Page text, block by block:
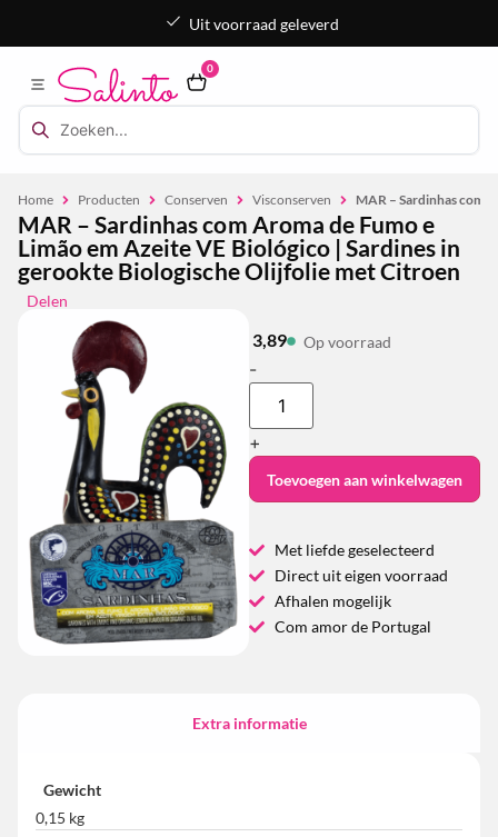
Uit voorraad geleverd
0
Home Producten Conserven Visconserven MAR – Sardinhas com
MAR – Sardinhas com Aroma de Fumo e
Limão em Azeite VE Biológico | Sardines in
gerookte Biologische Olijfolie met Citroen
Delen
3,89 Op voorraad
-
+
Toevoegen aan winkelwagen
Met liefde geselecteerd
Direct uit eigen voorraad
Afhalen mogelijk
Com amor de Portugal
Extra informatie
Gewicht
0,15 kg